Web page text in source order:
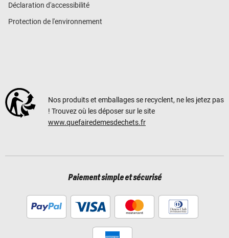
Déclaration d'accessibilité
Protection de l'environnement
Nos produits et emballages se recyclent, ne les jetez pas
! Trouvez où les déposer sur le site
www.quefairedemesdechets.fr
Paiement simple et sécurisé